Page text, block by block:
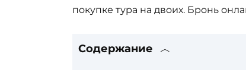
покупке тура на двоих. Бронь
Содержание